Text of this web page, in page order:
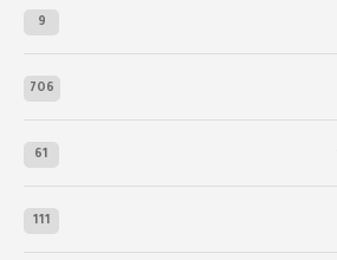
9
706
61
111